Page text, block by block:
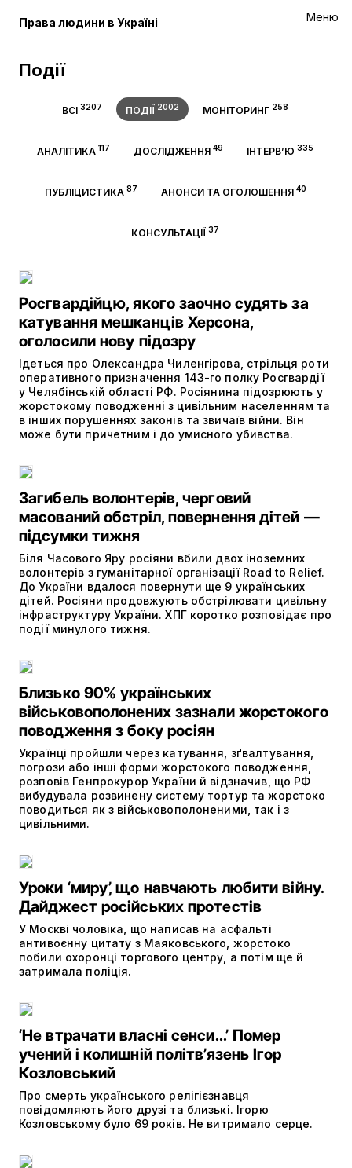
Меню
Права людини в Україні
Події
ВСІ 3207 ПОДІЇ 2002 МОНІТОРИНГ 258
АНАЛІТИКА 117 ДОСЛІДЖЕННЯ 49 ІНТЕРВ’Ю 335
ПУБЛІЦИСТИКА 87 АНОНСИ ТА ОГОЛОШЕННЯ40
КОНСУЛЬТАЦІЇ 37
Росгвардійцю, якого заочно судять за
катування мешканців Херсона,
оголосили нову підозру
Ідеться про Олександра Чиленгірова, стрільця роти
оперативного призначення 143-го полку Росгвардії
у Челябінській області РФ. Росіянина підозрюють у
жорстокому поводженні з цивільним населенням та
в інших порушеннях законів та звичаїв війни. Він
може бути причетним і до умисного убивства.
Загибель волонтерів, черговий
масований обстріл, повернення дітей —
підсумки тижня
Біля Часового Яру росіяни вбили двох іноземних
волонтерів з гуманітарної організації Road to Relief.
До України вдалося повернути ще 9 українських
дітей. Росіяни продовжують обстрілювати цивільну
інфраструктуру України. ХПГ коротко розповідає про
події минулого тижня.
Близько 90% українських
військовополонених зазнали жорстокого
поводження з боку росіян
Українці пройшли через катування, зґвалтування,
погрози або інші форми жорстокого поводження,
розповів Генпрокурор України й відзначив, що РФ
вибудувала розвинену систему тортур та жорстоко
поводиться як з військовополоненими, так і з
цивільними.
Уроки ‘миру’, що навчають любити війну.
Дайджест російських протестів
У Москві чоловіка, що написав на асфальті
антивоєнну цитату з Маяковського, жорстоко
побили охоронці торгового центру, а потім ще й
затримала поліція.
‘Не втрачати власні сенси...’ Помер
учений і колишній політв’язень Ігор
Козловський
Про смерть українського релігієзнавця
повідомляють його друзі та близькі. Ігорю
Козловському було 69 років. Не витримало серце.